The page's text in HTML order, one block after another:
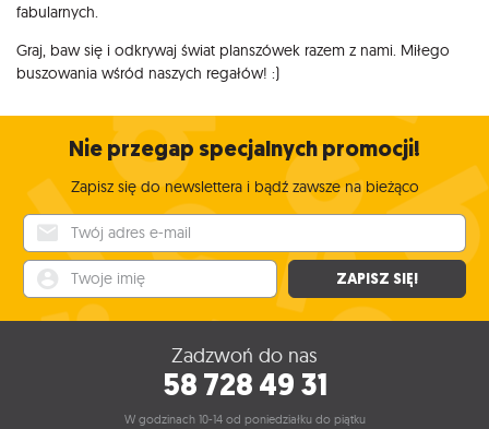
fabularnych.
Graj, baw się i odkrywaj świat planszówek razem z nami. Miłego
buszowania wśród naszych regałów! :)
Nie przegap specjalnych promocji!
Zapisz się do newslettera i bądź zawsze na bieżąco
ZAPISZ SIĘ!
Zadzwoń do nas
58 728 49 31
W godzinach 10-14 od poniedziałku do piątku